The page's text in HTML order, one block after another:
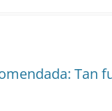
Tan